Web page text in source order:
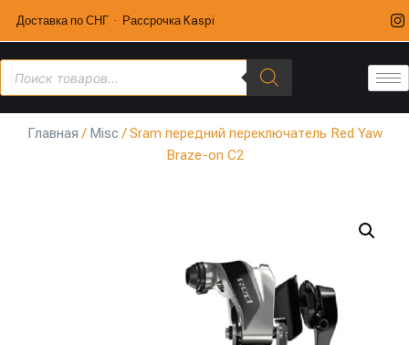
Доставка по СНГ · Рассрочка Kaspi
Главная / Misc / Sram передний переключатель Red Yaw
Braze-on C2